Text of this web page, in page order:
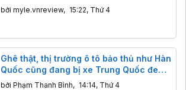
bởi myle.vnreview, 15:22, Thứ 4
Ghê thật, thị trường ô tô bảo thủ như Hàn
Quốc cũng đang bị xe Trung Quốc đe
dọa
bởi Phạm Thanh Bình, 14:14, Thứ 4